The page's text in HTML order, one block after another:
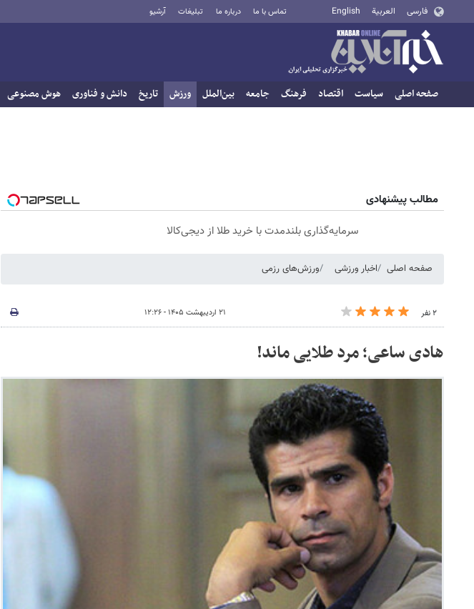
فارسی العربية English تماس با ما درباره ما تبلیغات آرشیو
صفحه اصلی سیاست اقتصاد فرهنگ جامعه بین‌الملل ورزش تاریخ دانش و فناوری هوش مصنوعی
مطالب پیشنهادی
سرمایه‌گذاری بلندمدت با خرید طلا از دیجی‌کالا
صفحه اصلی اخبار ورزشی ورزش‌های رزمی
۲ نفر ۲۱ اردیبهشت ۱۴۰۵ - ۱۲:۲۶
هادی ساعی؛ مرد طلایی ماند!